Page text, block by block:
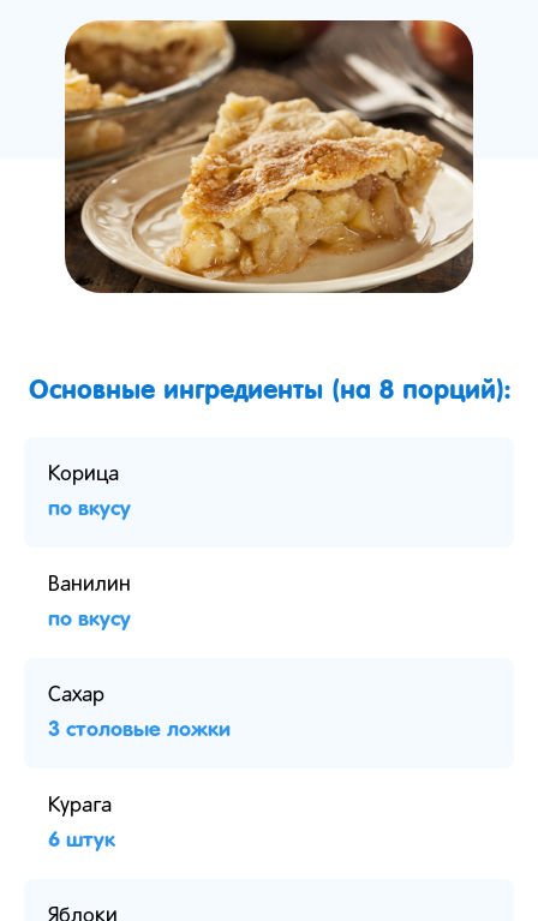
Основные ингредиенты (на 8 порций):
Корица
по вкусу
Ванилин
по вкусу
Сахар
3 столовые ложки
Курага
6 штук
Яблоки